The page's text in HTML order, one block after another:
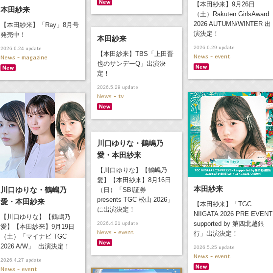
【本田紗来】9月26日
（土）Rakuten GirlsAward
2026 AUTUMN/WINTER 出
演決定！
2026.6.29 update
News - event
本田紗来
【本田紗来】「Ray」8月号
発売中！
2026.6.24 update
News - magazine
本田紗来
【本田紗来】TBS「上田晋
也のサンデーQ」出演決
定！
2026.5.29 update
News - tv
本田紗来
【本田紗来】「TGC
NIIGATA 2026 PRE EVENT
supported by 第四北越銀
行」出演決定！
2026.5.25 update
News - event
川口ゆりな・鶴嶋乃
愛・本田紗来
【川口ゆりな】【鶴嶋乃
愛】【本田紗来】9月19日
（土）「マイナビ TGC
2026 A/W」 出演決定！
2026.4.27 update
News - event
川口ゆりな・鶴嶋乃
愛・本田紗来
【川口ゆりな】【鶴嶋乃
愛】【本田紗来】8月16日
（日）「SBI証券
presents TGC 松山 2026」
に出演決定！
2026.4.21 update
News - event